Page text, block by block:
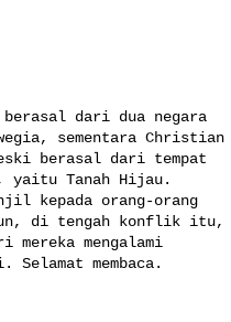
berasal dari dua negara
sementara Christian
berasal dari tempat
yaitu Tanah Hijau.
kepada orang-orang
di tengah konflik itu,
mengalami
membaca.